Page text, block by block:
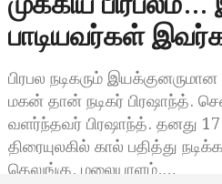
பாடியவர்கள்
பிரபல நடிகரும்
மகன் தான் நடிகர் பிரஷாந்த்.
வளர்ந்தவர் பிரஷாந்த். தனது
திரையுலகில் கால் பதித்து
தெலுங்கு, மலையாளம்,…